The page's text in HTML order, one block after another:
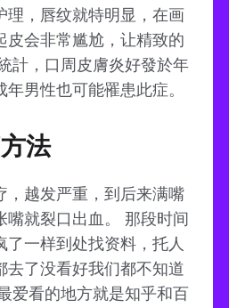
理，唇纹就特明显，在画
皮会非常尴尬，让精致的
計，口周皮膚炎好發於年
男性也可能罹患此症。
法
，越发严重，到后来满嘴
嘴就裂口出血。 那段时间
了一样到处找资料，托人
去了没看好我们都不知道
爱看的地方就是知乎和百